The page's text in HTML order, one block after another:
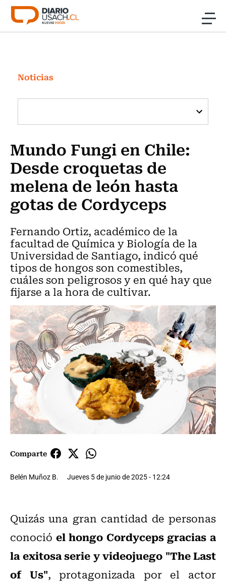
Click acá para ir directamente al contenido
Investigación
Cultura
Programas Radio y TV Usach
Noticias
Mundo Fungi en Chile:
Desde croquetas de
melena de león hasta
gotas de Cordyceps
Fernando Ortiz, académico de la
facultad de Química y Biología de la
Universidad de Santiago, indicó qué
tipos de hongos son comestibles,
cuáles son peligrosos y en qué hay que
fijarse a la hora de cultivar.
Comparte
Belén Muñoz B. Jueves 5 de junio de 2025 - 12:24
Quizás una gran cantidad de personas
conoció el hongo Cordyceps gracias a
la exitosa serie y videojuego "The Last
of Us", protagonizada por el actor